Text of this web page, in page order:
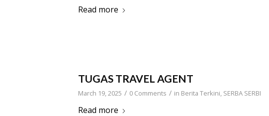
Read more
TUGAS TRAVEL AGENT
March 19, 2025 / 0 Comments / in Berita Terkini, SERBA SERBI
Read more